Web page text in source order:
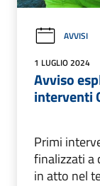
AVVISI
1 LUGLIO 2024
Avviso
interventi
Primi
finalizzati a
in atto nel